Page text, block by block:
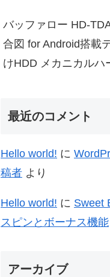
バッファロー HD-
合図 for Android搭載
けHDD メカニカルハ
最近のコメント
Hello world! に
稿者 より
Hello world! に Sweet
スピンとボーナス機能
アーカイブ